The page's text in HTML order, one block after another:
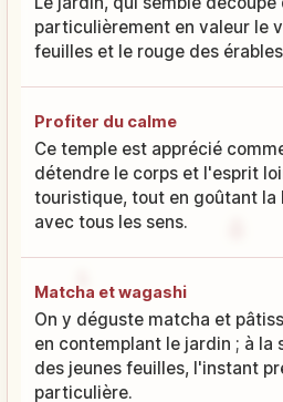
particulièrement en valeur le
feuilles et le rouge des
Profiter du calme
Ce temple est apprécié
détendre le corps et l'esprit
touristique, tout en goûtant la
avec tous les sens.
Matcha et wagashi
On y déguste matcha et
en contemplant le jardin ; à la
des jeunes feuilles, l'instant
particulière.